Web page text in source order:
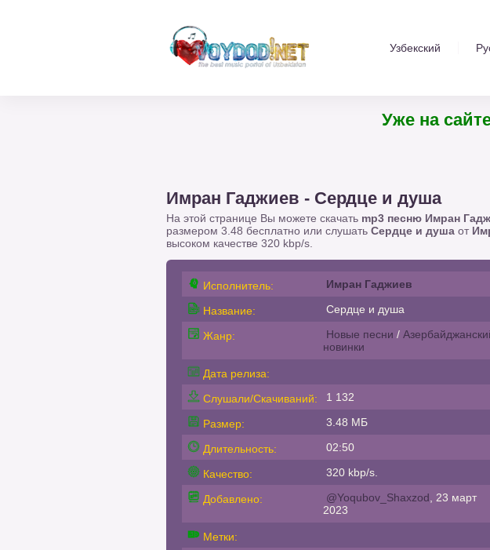
Узбекский
Уже на
Имран Гаджиев - Сердце и душа
На этой странице Вы можете скачать mp3 песню Имран
размером 3.48 бесплатно или слушать Сердце и душа от
высоком качестве 320 kbp/s.
Исполнитель: Имран Гаджиев
Название: Сердце и душа
Жанр: Новые песни /
новинки
Дата релиза:
Слушали/Скачиваний:
1 132
Размер: 3.48 МБ
Длительность: 02:50
Качество: 320 kbp/s.
Добавлено: @Yoqubov_Shaxzod , 23 март
2023
Метки: